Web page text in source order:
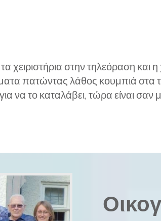
στην τηλεόραση και η
πατώντας λάθος κουμπιά στα
να το καταλάβει, τώρα είναι σαν